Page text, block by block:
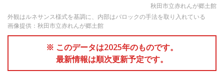
秋田市立赤れんが郷土館
外観はルネサンス様式を基調に、内部はバロックの手法を取り入れている
画像提供：秋田市立赤れんが郷土館
※ このデータは2025年のものです。
最新情報は順次更新予定です。